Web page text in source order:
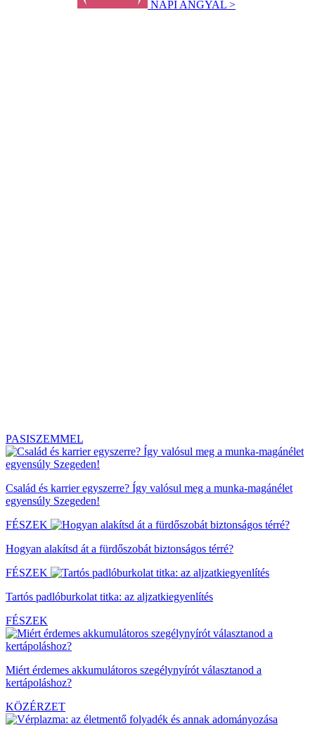
NAPI ANGYAL >
PASISZEMMEL
Család és karrier egyszerre? Így valósul meg a munka-magánélet
egyensúly Szegeden!
FÉSZEK
Hogyan alakítsd át a fürdőszobát biztonságos térré?
FÉSZEK
Tartós padlóburkolat titka: az aljzatkiegyenlítés
FÉSZEK
Miért érdemes akkumulátoros szegélynyírót választanod a
kertápoláshoz?
KÖZÉRZET